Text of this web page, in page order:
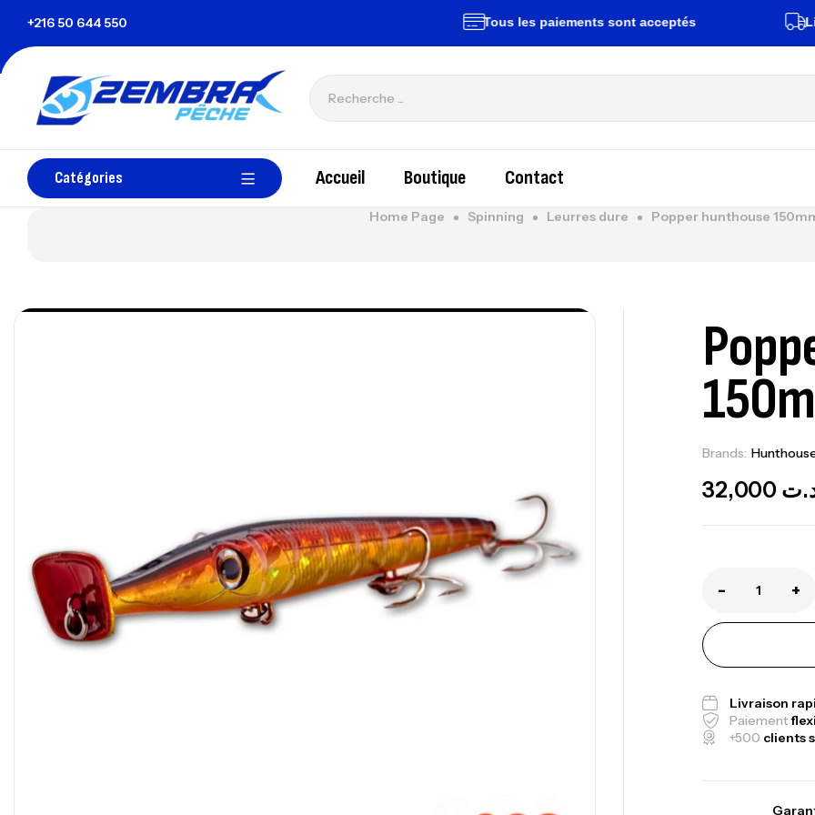
+216 50 644 550 Tous les paiements sont acceptés
Catégories Accueil Boutique Contact
Home Page Spinning Leurres dure Popper hunthouse
Brands:
32,000
- +
Livraison
Paiement
+500 clients